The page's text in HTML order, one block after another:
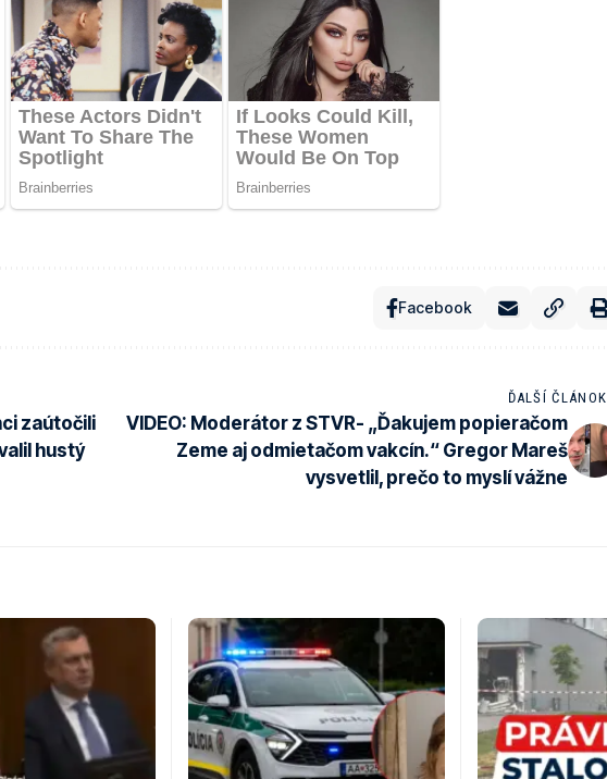
Facebook
zaútočili
hustý
ĎALŠÍ ČLÁNOK
VIDEO: Moderátor z STVR- „Ďakujem popieračom
Zeme aj odmietačom vakcín.“ Gregor Mareš
vysvetlil, prečo to myslí vážne